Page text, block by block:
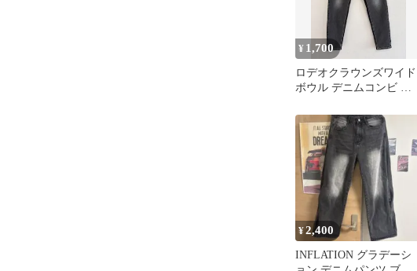
¥ 1,700
ロデオクラウンズワイド
ボウル デニムコンビ テ
黒
¥2,400
INFLATION グラデーシ